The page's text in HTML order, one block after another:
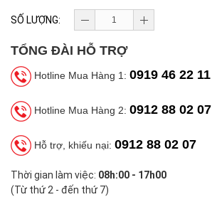
SỐ LƯỢNG:
TỔNG ĐÀI HỖ TRỢ
Hotline Mua Hàng 1: 0919 46 22 11
Hotline Mua Hàng 2: 0912 88 02 07
Hỗ trợ, khiếu nại: 0912 88 02 07
Thời gian làm việc: 08h:00 - 17h00
(Từ thứ 2 - đến thứ 7)